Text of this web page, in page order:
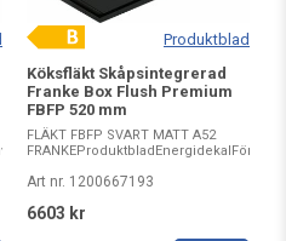
Produktblad
Köksfläkt Skåpsintegrerad
Franke Box Flush Premium
FBFP 520 mm
FLÄKT FBFP SVART MATT A52
Art nr. 1200667193
6603 kr